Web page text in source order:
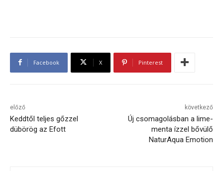
Facebook X Pinterest
előző
Keddtől teljes gőzzel
dübörög az Efott
következő
Új csomagolásban a lime-
menta ízzel bővülő
NaturAqua Emotion